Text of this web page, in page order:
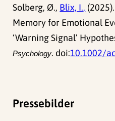
Solberg, Ø., Blix, I.,
Memory for Emotional
‘Warning Signal’
Psychology. doi:10.1002/
Pressebilder